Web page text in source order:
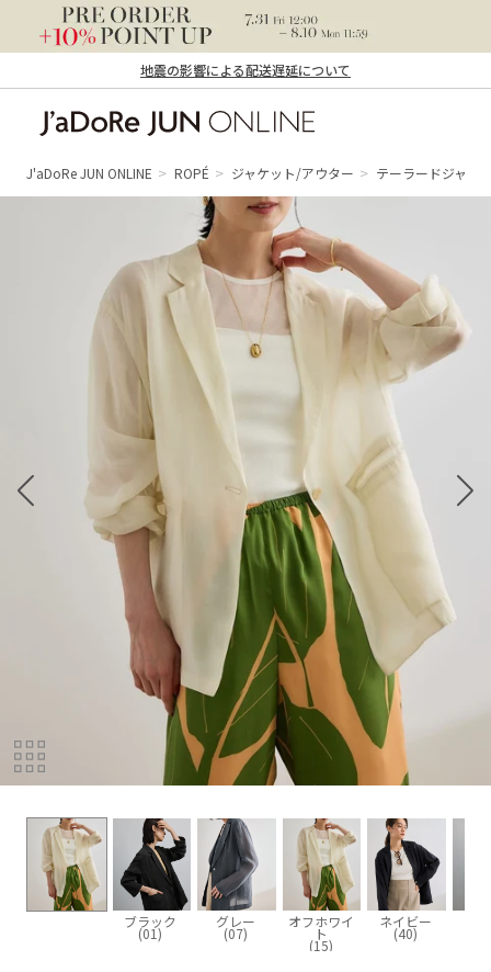
地震の影響による配送遅延について
ン オンライン）
J'aDoRe JUN ONLINE ROPÉ ジャケット/アウター テーラードジャケ
ブラック
(01)
グレー
(07)
オフホワイ
ト
(15)
ネイビー
(40)